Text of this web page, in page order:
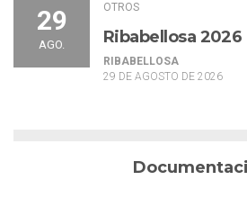
29
AGO.
OTROS
Ribabellosa 2026
RIBABELLOSA
29 DE AGOSTO DE 2026